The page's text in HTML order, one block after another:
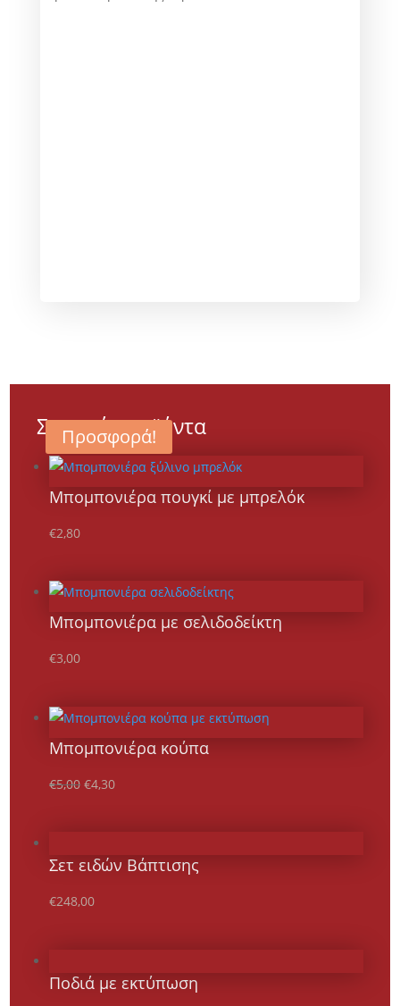
Σχετικά προϊόντα
Μπομπονιέρα πουγκί με μπρελόκ
€2,80
Μπομπονιέρα με σελιδοδείκτη
€3,00
Προσφορά!
Μπομπονιέρα κούπα
€5,00 Original
€5,00.
€4,30Η
είναι:
€4,30.
Σετ ειδών Βάπτισης
€248,00
Ποδιά με εκτύπωση